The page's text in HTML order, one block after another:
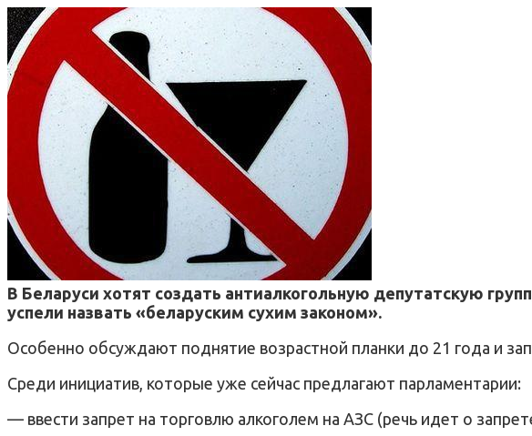
В Беларуси хотят создать антиалкогольную депутатскую
успели назвать «беларуским сухим законом».
Особенно обсуждают поднятие возрастной планки до 21 года и
Среди инициатив, которые уже сейчас предлагают парламентарии:
— ввести запрет на торговлю алкоголем на АЗС (речь идет о